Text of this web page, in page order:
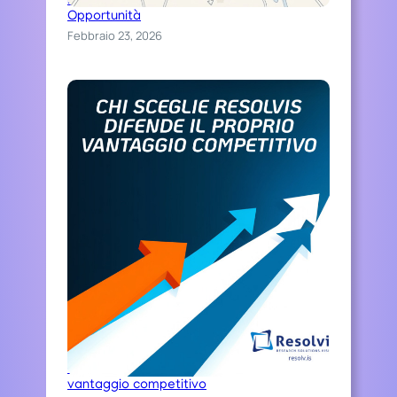
E
S
L
V
I
S
Opportunità
Febbraio 23, 2026
Chi sceglie Resolvis difende il proprio
vantaggio competitivo